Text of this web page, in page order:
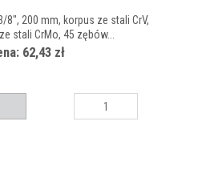
8", 200 mm, korpus ze stali CrV,
stali CrMo, 45 zębów...
62,43 zł